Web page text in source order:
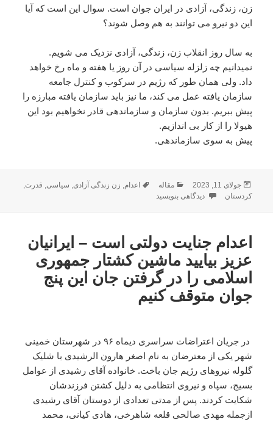
زن، زندگی، آزادی در ایران جوان است. سوال این است که آیا
این دو نیرو می توانند به هم وصل شوند؟
به سال روز انقلاب زن، زندگی، آزادی نزدیک می شویم.
نمیدانیم چه زلزله سیاسی در آن روز یا هفته و ماه رخ خواهد
داد. ولی همان طور که رژیم در سرکوب و کنترل جامعه
سازمان یافته عمل می کند، ما نیز باید سازمان یافته مبارزه را
پیش ببریم. بدون سازمان و سازماندهی قادر نخواهیم بود این
هیولا را از کار بی اندازیم.
پیش به سوی سازماندهی.
ارسال
شده
جولای 11, 2023 دسته‌ها
مقاله برچسب‌ها
اعدام, زن زندگی آزادی, سیاسی, قدرت,
کردستان
برای دو نسل و دو انقلاب
دیدگاهی بنویسید
اعدام جنایت دولتی است – ایرانیان
عزیز بیایید ماشین کشتار جمهوری
اسلامی را در گرفتن جان این پنج
جوان متوقف کنیم
در جریان اعتراضات سراسری دیماه ۹۶ در شهرستان خمینی
شهر یکی از معترضان به نام اصغر هارون الرشیدی با شلیک
گلوله نیروهای رژیم جان باخت. خانواده آقای رشیدی از عوامل
بسیج، سپاه و نیروی انتظامی به دلیل کشتن فرزندشان
شکایت کردند. پس از مدتی تعدادی از دوستان آقای رشیدی
ازجمله مهدی صالحی قلعه شاهرخی، هادی کیانی، محمد